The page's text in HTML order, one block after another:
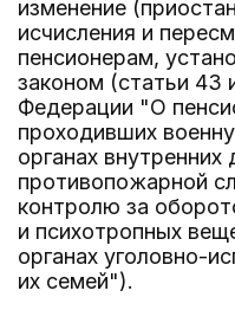
изменение
исчисления и
пенсионерам,
законом (статьи 43
Федерации "О
проходивших
органах
противопожарной
контролю за
и психотропных
органах уголовно-
их семей").